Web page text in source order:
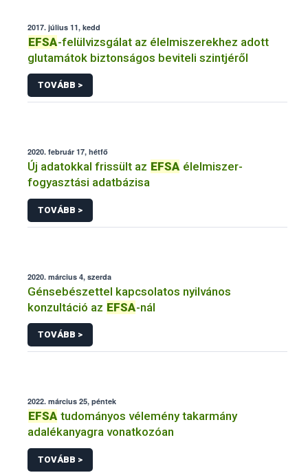
2017. július 11, kedd
EFSA-felülvizsgálat az élelmiszerekhez adott
glutamátok biztonságos beviteli szintjéről
TOVÁBB >
2020. február 17, hétfő
Új adatokkal frissült az EFSA élelmiszer-
fogyasztási adatbázisa
TOVÁBB >
2020. március 4, szerda
Génsebészettel kapcsolatos nyilvános
konzultáció az EFSA-nál
TOVÁBB >
2022. március 25, péntek
EFSA tudományos vélemény takarmány
adalékanyagra vonatkozóan
TOVÁBB >